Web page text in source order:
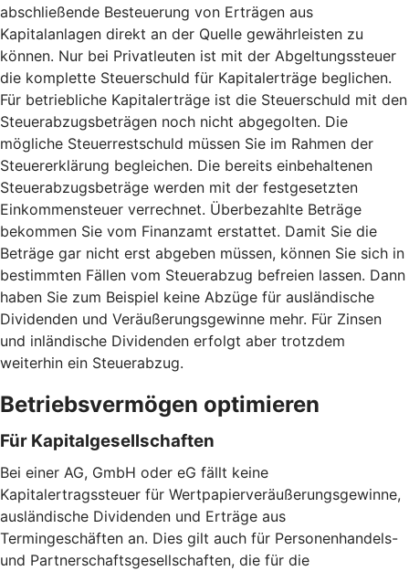
abschließende Besteuerung von Erträgen aus
Kapitalanlagen direkt an der Quelle gewährleisten zu
können. Nur bei Privatleuten ist mit der Abgeltungssteuer
die komplette Steuerschuld für Kapitalerträge beglichen.
Für betriebliche Kapitalerträge ist die Steuerschuld mit den
Steuerabzugsbeträgen noch nicht abgegolten. Die
mögliche Steuerrestschuld müssen Sie im Rahmen der
Steuererklärung begleichen. Die bereits einbehaltenen
Steuerabzugsbeträge werden mit der festgesetzten
Einkommensteuer verrechnet. Überbezahlte Beträge
bekommen Sie vom Finanzamt erstattet. Damit Sie die
Beträge gar nicht erst abgeben müssen, können Sie sich in
bestimmten Fällen vom Steuerabzug befreien lassen. Dann
haben Sie zum Beispiel keine Abzüge für ausländische
Dividenden und Veräußerungsgewinne mehr. Für Zinsen
und inländische Dividenden erfolgt aber trotzdem
weiterhin ein Steuerabzug.
Betriebsvermögen optimieren
Für Kapitalgesellschaften
Bei einer AG, GmbH oder eG fällt keine
Kapitalertragssteuer für Wertpapierveräußerungsgewinne,
ausländische Dividenden und Erträge aus
Termingeschäften an. Dies gilt auch für Personenhandels-
und Partnerschaftsgesellschaften, die für die